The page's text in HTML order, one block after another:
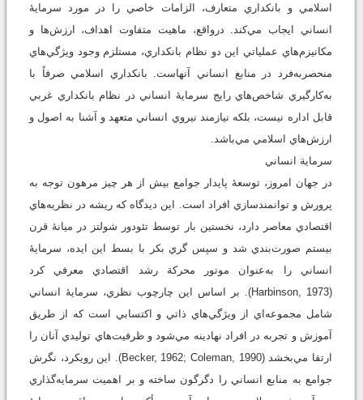
اسلامي و بانکداري متعارف، الزامات خاصي را در مورد سرمايۀ
انساني ايجاب مي‌کند. درواقع، ماهيت متفاوت اهداف، ارزش‌ها و
مکانيزم‌هاي عملياتي اين دو نظام بانکداري، مستلزم وجود ويژگي‌هاي
منحصربه‌فرد در منابع انساني آنهاست. بانکداري اسلامي صرفاً با
به‌کارگيري شاخص‌هاي رايج سرمايۀ انساني در نظام بانکداري غربي
قابل اداره نيست، بلکه نيازمند نيروي انساني متعهد و آشنا به اصول و
ارزش‌هاي اسلامي مي‌باشد.
سرماية انساني
در جهان امروز، توسعۀ پايدار جوامع بيش از هر چيز مرهون توجه به
پرورش و توانمندسازي افراد است. اين ديدگاه که ريشه در نظريه‌هاي
اقتصادي معاصر دارد، نخستين بار توسط تئودور شولتز در ميانۀ قرن
بيستم صورت‌بندي شد و سپس گري ‌بکر با بسط اين ايده، سرمايۀ
انساني را به‌عنوان موتور محرکة رشد اقتصادي معرفي کرد
(Harbinson, 1973). بر اساس اين چارچوب نظري، سرمايۀ انساني
شامل مجموعه‌اي از ويژگي‌هاي ذاتي و اکتسابي است که از طريق
آموزش و تجربه در افراد نهادينه مي‌شود و ظرفيت‌هاي توليدي آنان را
ارتقا مي‌بخشد (Becker, 1962; Coleman, 1990). اين رويکرد، نگرش
جوامع به منابع انساني را دگرگون ساخته و بر اهميت سرمايه‌گذاري